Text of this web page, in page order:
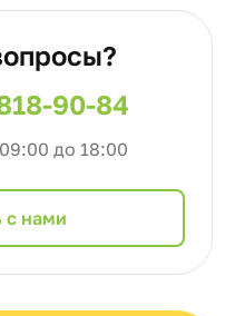
90-84
до 18:00
с нами